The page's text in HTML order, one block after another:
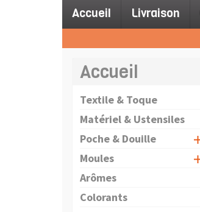
Accueil Livraison
Accueil
Textile & Toque
Matériel & Ustensiles
Poche & Douille
Moules
Arômes
Colorants